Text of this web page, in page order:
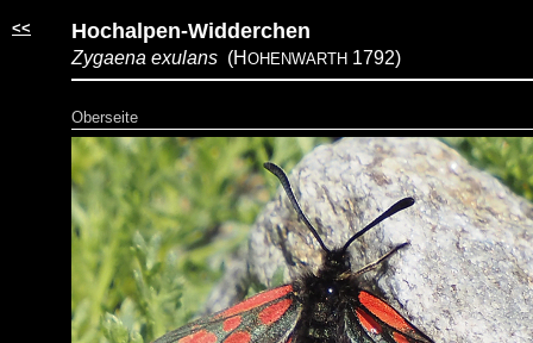
<< Hochalpen-Widderchen
Zygaena exulans (H OHENWARTH 1792)
Oberseite